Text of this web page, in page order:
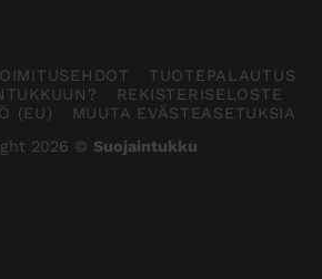
TUOTEPALAUTUS
REKISTERISELOSTE
(EU)
MUUTA EVÄSTEASETUKSIA
2026 © Suojaintukku